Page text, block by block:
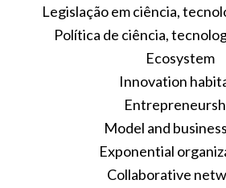
Legislação em ciência,
Política de ciência,
Ecosystem
Innovation
Model and
Exponential
Collaborative